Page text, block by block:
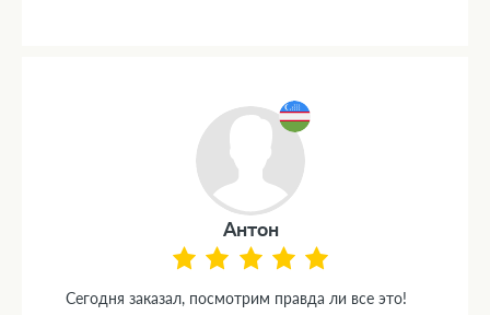
Антон
Сегодня заказал, посмотрим правда ли все это!